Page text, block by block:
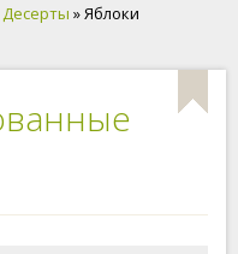
Десерты » Яблоки